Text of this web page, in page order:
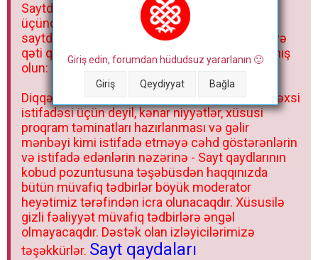
Giriş edin, forumdan hüdudsuz yararlanın 🙂
Giriş Qeydiyyat Bağla
Saytdakı materiallar yalnız fərdi istifadəniz
üçündür. Materialları istisnasız heç bir qrupda,
saytda və sosial şəbəkədə paylaşmaq olmaz və
qəti qadağandır! Forum qaydaları ilə mütləq tanış
olun:
Diqqət: Saytdan və təmin etdiyi resurslardan şəxsi
istifadəsi üçün deyil, kənar niyyətlər, xüsusi
proqram təminatları hazırlanması və gəlir
mənbəyi kimi istifadə etməyə cəhd göstərənlərin
və istifadə edənlərin nəzərinə - Sayt qaydlarının
kobud pozuntusuna təşəbüsdən haqqınızda
bütün müvafiq tədbirlər böyük moderator
heyətimiz tərəfindən icra olunacaqdır. Xüsusilə
gizli fəaliyyət müvafiq tədbirlərə əngəl
olmayacaqdır. Dəstək olan izləyicilərimizə
təşəkkürlər. Sayt qaydaları